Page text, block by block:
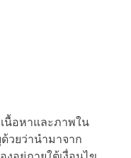
นื้อหาและภาพใน
วยว่านำมาจาก